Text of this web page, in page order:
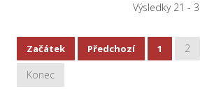
Výsledky 21 -
Začátek Předchozí 1 2
Konec